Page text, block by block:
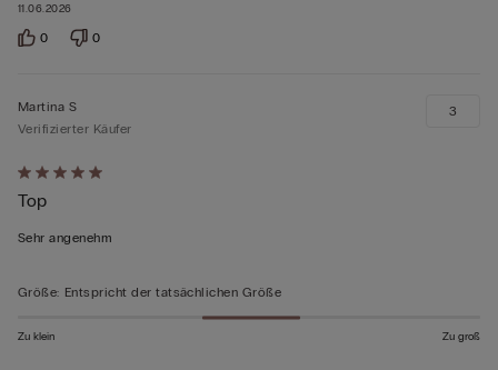
11.06.2026
0 0
Mit
5
von
bewertet
Martina S
Verifizierter Käufer
Top
Sehr angenehm
3
Größe: Entspricht der tatsächlichen Größe
Zu klein Zu groß